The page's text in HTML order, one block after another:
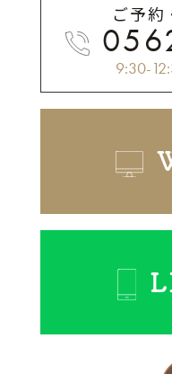
ご予約
9:30-